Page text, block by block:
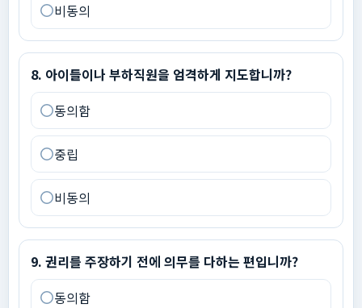
비동의
8. 아이들이나 부하직원을 엄격하게 지도합니까?
8. 아이들이나 부하직원을 엄격하게 지도합니까?
동의함
중립
비동의
9. 권리를 주장하기 전에 의무를 다하는 편입니까?
9. 권리를 주장하기 전에 의무를 다하는 편입니까?
동의함